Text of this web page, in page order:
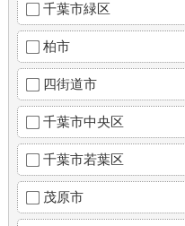
千葉市緑区
柏市
四街道市
千葉市中央区
千葉市若葉区
茂原市